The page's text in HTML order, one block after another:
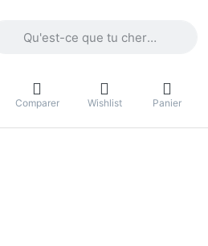
Comparer Wishlist Panier